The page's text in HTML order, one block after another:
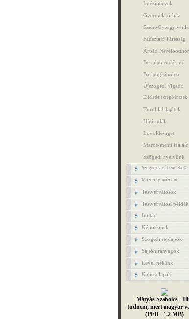
Intézmények
Gyermekkórház
Szent-Györgyi-villa
Faúsztató Társaság
Árpád Nevelőotthon
Bertalan emlékmű
Barlangkápolna
Újszögedi Vigadó
Elfeledett öreg kincsek
Turul labdajáték
Hírárudák
Lövölde-liget
Maros-menti
Szögedi nyelvünk
Szögedi vasút-emlékök
Mozdony-múzeum
Testvérvárosok
Testvérvárosi példák
Irattár
Képöslapok
Szögedi röplapok
Sajtóhíranyagok
Levél nekünk
Kapcsolapok
Mátyás Szabolcs -
tudnom, mert magyar
(PFD - 1.2 MB)